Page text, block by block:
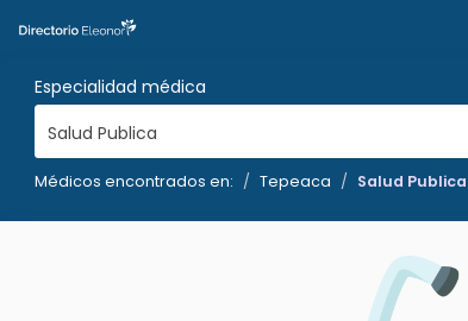
Especialidad médica
Salud Publica
Médicos encontrados en: Tepeaca Salud Publica